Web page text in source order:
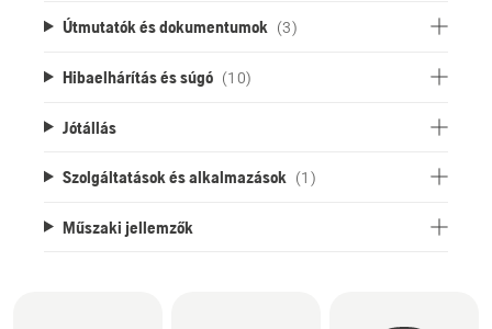
Útmutatók és dokumentumok (3)
Hibaelhárítás és súgó (10)
Jótállás
Szolgáltatások és alkalmazások (1)
Műszaki jellemzők